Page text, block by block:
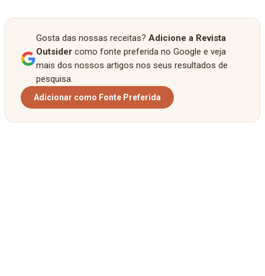
Gosta das nossas receitas? Adicione a Revista
Outsider como fonte preferida no Google e veja
mais dos nossos artigos nos seus resultados de
pesquisa.
Adicionar como Fonte Preferida